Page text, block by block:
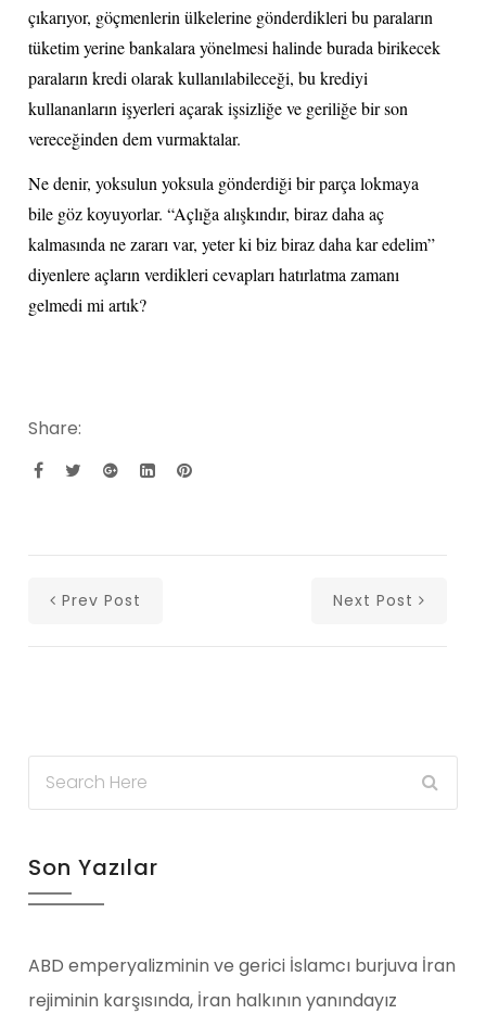
çıkarıyor, göçmenlerin ülkelerine gönderdikleri bu paraların
tüketim yerine bankalara yönelmesi halinde burada birikecek
paraların kredi olarak kullanılabileceği, bu krediyi
kullananların işyerleri açarak işsizliğe ve geriliğe bir son
vereceğinden dem vurmaktalar.
Ne denir, yoksulun yoksula gönderdiği bir parça lokmaya
bile göz koyuyorlar. “Açlığa alışkındır, biraz daha aç
kalmasında ne zararı var, yeter ki biz biraz daha kar edelim”
diyenlere açların verdikleri cevapları hatırlatma zamanı
gelmedi mi artık?
Share:
Prev Post Next Post
Son Yazılar
ABD emperyalizminin ve gerici İslamcı burjuva İran
rejiminin karşısında, İran halkının yanındayız